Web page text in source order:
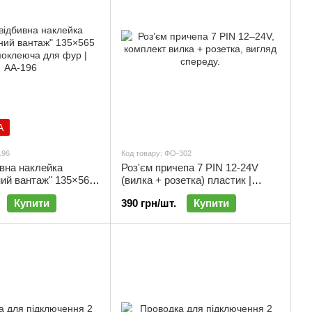
наклейка
вантаж" 135×565
для
вантажів і
Купити
Код товару: ФО-302
Роз'єм причепа 7 PIN 12-24V
(вилка + розетка) пластик |
390 грн/шт.
Купити